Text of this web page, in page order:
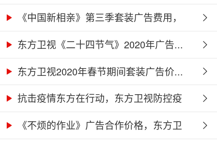
《中国新相亲》第三季套装广告费用，
东...东方卫视《二十四节气》2020年广告...
东方卫视2020年春节期间套装广告价...
抗击疫情东方在行动，东方卫视防控疫
情...《不烦的作业》广告合作价格，东方卫